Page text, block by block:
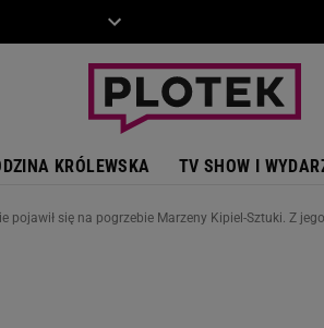
KRÓLEWSKA TV SHOW I
pojawił się na pogrzebie Marzeny Kipiel-Sztuki. Z